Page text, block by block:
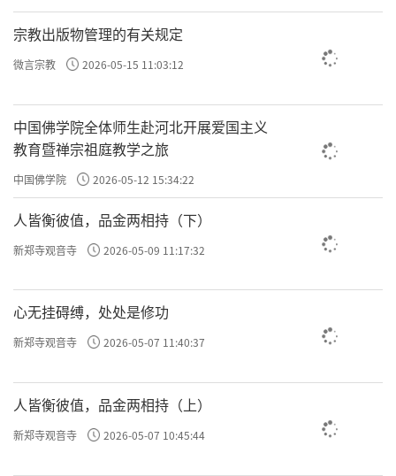
宗教出版物管理的有关规定
微言宗教 2026-05-15 11:03:12
中国佛学院全体师生赴河北开展爱国主义
教育暨禅宗祖庭教学之旅
中国佛学院 2026-05-12 15:34:22
人皆衡彼值，品金两相持（下）
新郑寺观音寺 2026-05-09 11:17:32
心无挂碍缚，处处是修功
新郑寺观音寺 2026-05-07 11:40:37
人皆衡彼值，品金两相持（上）
新郑寺观音寺 2026-05-07 10:45:44